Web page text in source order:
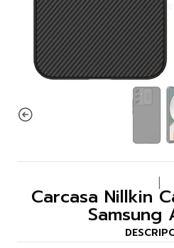
Carcasa Nillkin
Samsung